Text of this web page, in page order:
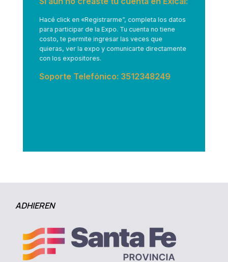
Hacé click en «Registrarme”, completa los datos
para participar de la Expo. Tu cuenta no tiene
costo, te permite ingresar las veces que
quieras, ver la expo y comunicarte directamente
con los expositores.
Soporte Telefónico: 3512348249
ADHIEREN